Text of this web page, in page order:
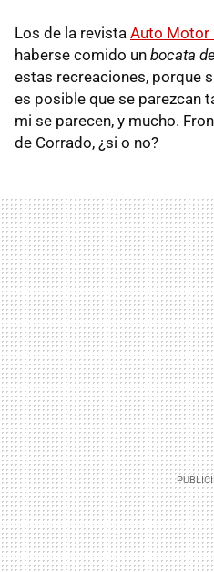
Los de la revista Auto Motor
haberse comido un bocata
estas recreaciones, porque
es posible que se parezcan
mi se parecen, y mucho.
de Corrado, ¿si o no?